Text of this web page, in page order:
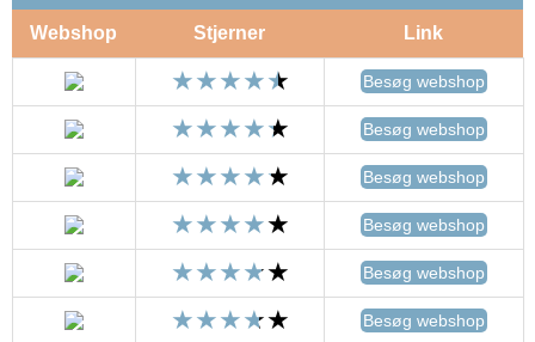
Webshop Stjerner Link
Besøg webshop
Besøg webshop
Besøg webshop
Besøg webshop
Besøg webshop
Besøg webshop